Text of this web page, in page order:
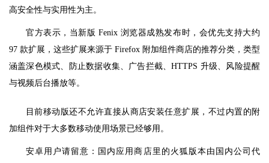
高安全性与实用性为主。
官方表示，当新版 Fenix 浏览器成熟发布时，会优先支持大约
97 款扩展，这些扩展来源于 Firefox 附加组件商店的推荐分类，类型
涵盖深色模式、防止数据收集、广告拦截、HTTPS 升级、风险提醒
与视频后台播放等。
目前移动版还不允许直接从商店安装任意扩展，不过内置的附
加组件对于大多数移动使用场景已经够用。
安卓用户请留意：国内应用商店里的火狐版本由国内公司代